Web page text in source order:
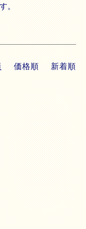
。
価格順 新着順